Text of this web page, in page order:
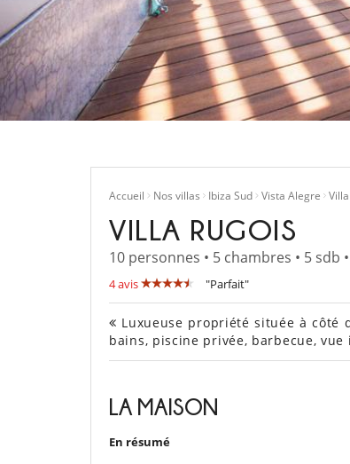
Accueil Nos villas Ibiza Sud Vista Alegre
VILLA RUGOIS
10 personnes • 5 chambres • 5 sdb
4 avis "Parfait"
Luxueuse propriété située à côté
bains, piscine privée, barbecue,
LA MAISON
En résumé